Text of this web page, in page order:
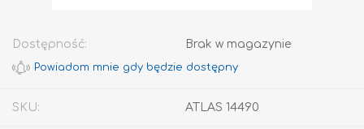
Dostępność: Brak w magazynie
SKU: ATLAS 14490